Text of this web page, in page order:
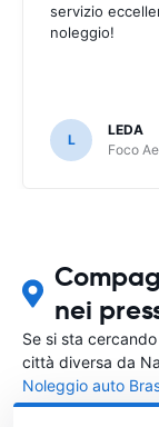
servizio
noleggio!
L
LEDA
Foco
nei
Se si sta
città diversa da
Noleggio auto
in Brasile si vuole